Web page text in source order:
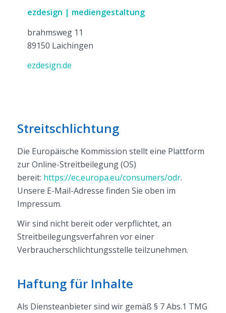
ezdesign | mediengestaltung
brahmsweg 11
89150 Laichingen
ezdesign.de
Streitschlichtung
Die Europäische Kommission stellt eine Plattform
zur Online-Streitbeilegung (OS)
bereit: https://ec.europa.eu/consumers/odr.
Unsere E-Mail-Adresse finden Sie oben im
Impressum.
Wir sind nicht bereit oder verpflichtet, an
Streitbeilegungsverfahren vor einer
Verbraucherschlichtungsstelle teilzunehmen.
Haftung für Inhalte
Als Diensteanbieter sind wir gemäß § 7 Abs.1 TMG